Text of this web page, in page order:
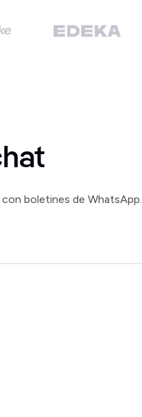
boletines de WhatsApp.